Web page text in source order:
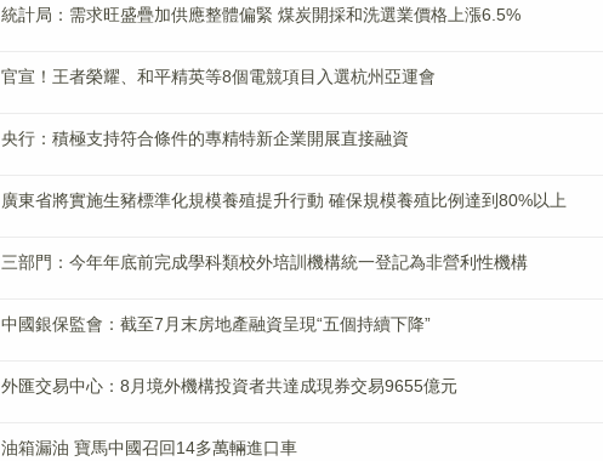
統計局：需求旺盛疊加供應整體偏緊 煤炭開採和洗選業價格上漲6.5%
官宣！王者榮耀、和平精英等8個電競項目入選杭州亞運會
央行：積極支持符合條件的專精特新企業開展直接融資
廣東省將實施生豬標準化規模養殖提升行動 確保規模養殖比例達到80%以上
三部門：今年年底前完成學科類校外培訓機構統一登記為非營利性機構
中國銀保監會：截至7月末房地產融資呈現“五個持續下降”
外匯交易中心：8月境外機構投資者共達成現券交易9655億元
油箱漏油 寶馬中國召回14多萬輛進口車